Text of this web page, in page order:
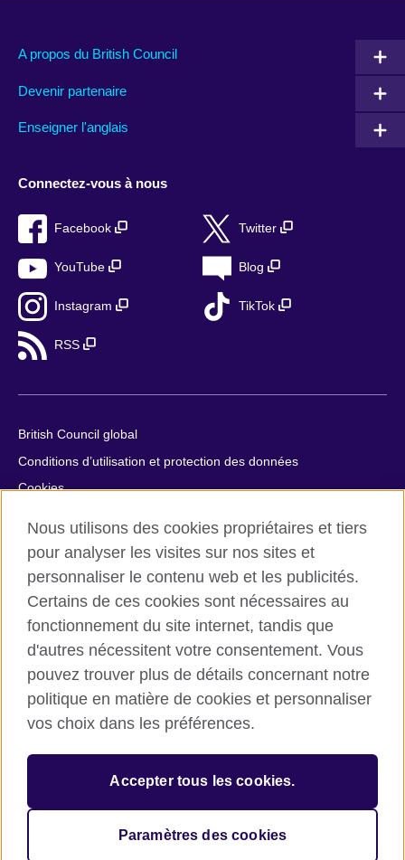
A propos du British Council
Devenir partenaire
Enseigner l'anglais
Connectez-vous à nous
Facebook Twitter
YouTube Blog
Instagram TikTok
RSS
British Council global
Conditions d’utilisation et protection des données
Cookies
British Council in France société par actions simplifiée
unipersonnelle est une filiale du British Council, l’agence
internationale britannique dédiée aux domaines de l’éducation
et des relations culturelles. British Council in France société par
actions simplifiée unipersonnelle est une société inscrite en
France avec le numéro RCS Paris n° 847 719 473. Adresse :
9/11 rue de Constantine, 75007 Paris, France. Le British Council
209131 (Angleterre et Pays de Galles) et SC037733 (Ecosse).
Adresse : 1 Redman Place, Stratford, London E20 1JQ,
le British Council au Royaume-Uni.
Nous utilisons des cookies propriétaires et tiers
pour analyser les visites sur nos sites et
personnaliser le contenu web et les publicités.
Certains de ces cookies sont nécessaires au
fonctionnement du site internet, tandis que
d'autres nécessitent votre consentement. Vous
pouvez trouver plus de détails concernant notre
politique en matière de cookies et personnaliser
vos choix dans les préférences.
Accepter tous les cookies.
Paramètres des cookies